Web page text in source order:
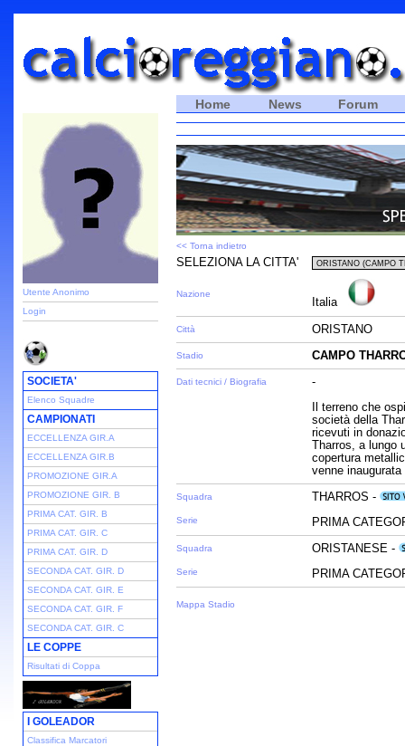
Utente Anonimo
Login
SOCIETA'
Elenco Squadre
CAMPIONATI
ECCELLENZA GIR.A
ECCELLENZA GIR.B
PROMOZIONE GIR.A
PROMOZIONE GIR. B
PRIMA CAT. GIR. B
PRIMA CAT. GIR. C
PRIMA CAT. GIR. D
SECONDA CAT. GIR. D
SECONDA CAT. GIR. E
SECONDA CAT. GIR. F
SECONDA CAT. GIR. C
LE COPPE
Risultati di Coppa
I GOLEADOR
Classifica Marcatori
Home News Forum
<< Torna indietro
SELEZIONA LA CITTA'
Nazione
Italia
Città ORISTANO
Stadio CAMPO
Dati tecnici / Biografia
-
Il terreno che
società della
ricevuti in
Tharros, a lungo
copertura
venne
Squadra
Serie
THARROS -
PRIMA
Squadra
Serie
ORISTANESE -
PRIMA
Mappa Stadio